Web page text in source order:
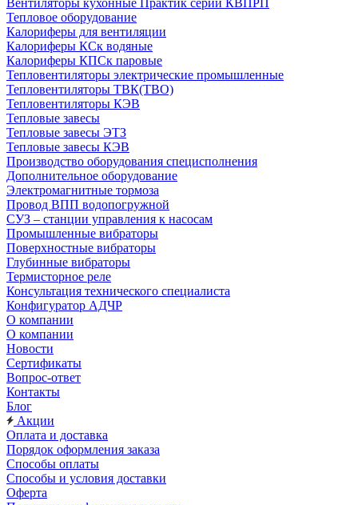
Вентиляторы кухонные Практик серии КВПРП
Тепловое оборудование
Калориферы для вентиляции
Калориферы КСк водяные
Калориферы КПСк паровые
Тепловентиляторы электрические промышленные
Тепловентиляторы ТВК(ТВО)
Тепловентиляторы КЭВ
Тепловые завесы
Тепловые завесы ЭТЗ
Тепловые завесы КЭВ
Производство оборудования специсполнения
Дополнительное оборудование
Электромагнитные тормоза
Провод ВПП водопогружной
СУЗ – станции управления к насосам
Промышленные вибраторы
Поверхностные вибраторы
Глубинные вибраторы
Термисторное реле
Консультация технического специалиста
Конфигуратор АДЧР
О компании
О компании
Новости
Сертификаты
Вопрос-ответ
Контакты
Блог
Акции
Оплата и доставка
Порядок оформления заказа
Способы оплаты
Способы и условия доставки
Оферта